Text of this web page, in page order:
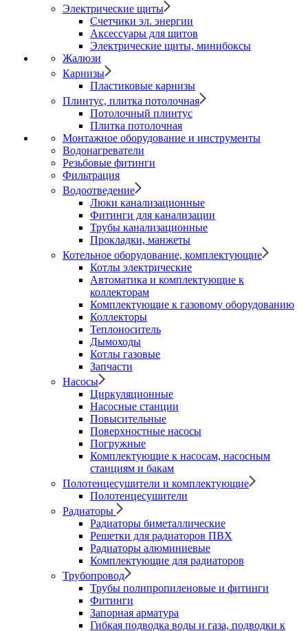
Электрические щиты
Счетчики эл. энергии
Аксессуары для щитов
Электрические щиты, минибоксы
Жалюзи
Карнизы
Пластиковые карнизы
Плинтус, плитка потолочная
Потолочный плинтус
Плитка потолочная
Монтажное оборудование и инструменты
Водонагреватели
Резьбовые фитинги
Фильтрация
Водоотведение
Люки канализационные
Фитинги для канализации
Трубы канализационные
Прокладки, манжеты
Котельное оборудование, комплектующие
Котлы электрические
Автоматика и комплектующие к
коллекторам
Комплектующие к газовому оборудованию
Коллекторы
Теплоноситель
Дымоходы
Котлы газовые
Запчасти
Насосы
Циркуляционные
Насосные станции
Повысительные
Поверхностные насосы
Погружные
Комплектующие к насосам, насосным
станциям и бакам
Полотенцесушители и комплектующие
Полотенцесушители
Радиаторы
Радиаторы биметаллические
Решетки для радиаторов ПВХ
Радиаторы алюминиевые
Комплектующие для радиаторов
Трубопровод
Трубы полипропиленовые и фитинги
Фитинги
Запорная арматура
Гибкая подводка воды и газа, подводки к